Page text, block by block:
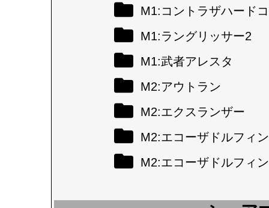
M1:コントラザハード
M1:ラングリッサー2
M1:武者アレスタ
M2:アウトラン
M2:エクスランザー
M2:エコーザドルフィン
M2:エコーザドルフィ